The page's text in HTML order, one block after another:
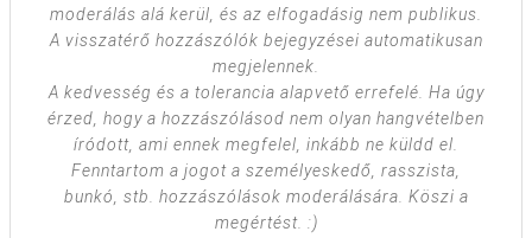
moderálás alá kerül, és az elfogadásig nem publikus.
A visszatérő hozzászólók bejegyzései automatikusan
megjelennek.
A kedvesség és a tolerancia alapvető errefelé. Ha úgy
érzed, hogy a hozzászólásod nem olyan hangvételben
íródott, ami ennek megfelel, inkább ne küldd el.
Fenntartom a jogot a személyeskedő, rasszista,
bunkó, stb. hozzászólások moderálására. Köszi a
megértést. :)